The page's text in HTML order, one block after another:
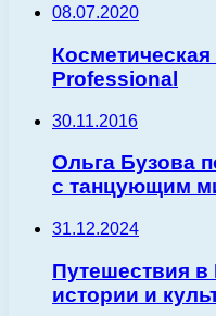
08.07.2020
Professional
30.11.2016
Ольга Бузова
с танцующим
31.12.2024
Путешествия
истории и